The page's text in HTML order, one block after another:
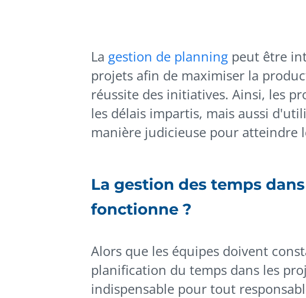
La gestion de planning peut être
projets afin de maximiser la
réussite des initiatives. Ainsi, les
les délais impartis, mais aussi
manière judicieuse pour atteindre
La gestion des temps
fonctionne ?
Alors que les équipes doivent
planification du temps dans les
indispensable pour tout